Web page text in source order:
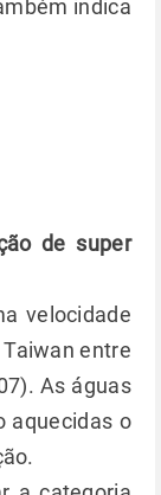
indica
de super
velocidade
entre
As águas
aquecidas o